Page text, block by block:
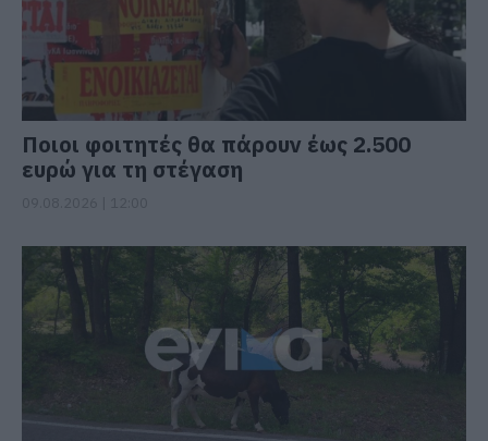
Ποιοι φοιτητές θα πάρουν έως 2.500
ευρώ για τη στέγαση